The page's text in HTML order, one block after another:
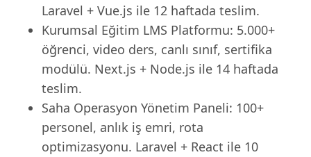
Laravel + Vue.js ile 12 haftada teslim.
Kurumsal Eğitim LMS Platformu: 5.000+
öğrenci, video ders, canlı sınıf, sertifika
modülü. Next.js + Node.js ile 14 haftada
teslim.
Saha Operasyon Yönetim Paneli: 100+
personel, anlık iş emri, rota
optimizasyonu. Laravel + React ile 10